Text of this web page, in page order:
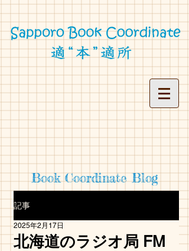
Book Coordinate Blog
記事
北海道のラジオ局 FM
2025年2月17日